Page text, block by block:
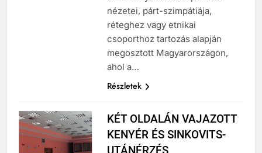
eredménye lehet. A politikai
nézetei, párt-szimpátiája,
réteghez vagy etnikai
csoporthoz tartozás alapján
megosztott Magyarországon,
KÉT OLDALÁN VAJAZOTT
KENYÉR ÉS SINKOVITS-